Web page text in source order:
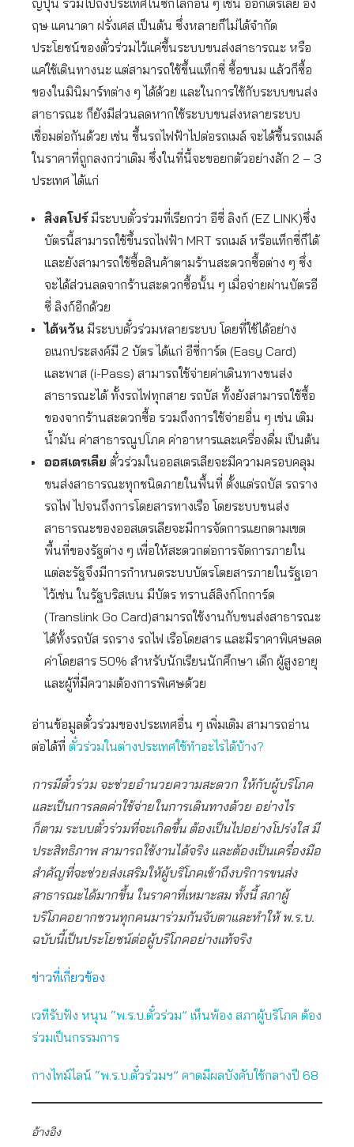
ญี่ปุ่น รวมไปถึงประเทศในซีกโลกอื่น ๆ เช่น ออกเตรเลีย อัง
ฤษ แคนาดา ฝรั่งเศส เป็นต้น ซึ่งหลายก็ไม่ได้จำกัด
ประโยชน์ของตั๋วร่วมไว้แค่ขึ้นระบบขนส่งสาธารณะ หรือ
แค่ใช้เดินทางนะ แต่สามารถใช้ขึ้นแท็กซี่ ซื้อขนม แล้วก็ซื้อ
ของในมินิมาร์ทต่าง ๆ ได้ด้วย และในการใช้กับระบบขนส่ง
สาธารณะ ก็ยังมีส่วนลดหากใช้ระบบขนส่งหลายระบบ
เชื่อมต่อกันด้วย เช่น ขึ้นรถไฟฟ้าไปต่อรถเมล์ จะได้ขึ้นรถเมล์
ในราคาที่ถูกลงกว่าเดิม ซึ่งในที่นี้จะขอยกตัวอย่างสัก 2 – 3
ประเทศ ได้แก่
สิงคโปร์มีระบบตั๋วร่วมที่เรียกว่า อีซี่ ลิงก์ (EZ LINK)ซึ่ง
บัตรนี้สามารถใช้ขึ้นรถไฟฟ้า MRT รถเมล์ หรือแท็กซี่ก็ได้
และยังสามารถใช้ซื้อสินค้าตามร้านสะดวกซื้อต่าง ๆ ซึ่ง
จะได้ส่วนลดจากร้านสะดวกซื้อนั้น ๆ เมื่อจ่ายผ่านบัตรอี
ซี่ ลิงก์อีกด้วย
ไต้หวัน มีระบบตั๋วร่วมหลายระบบ โดยที่ใช้ได้อย่าง
อเนกประสงค์มี 2 บัตร ได้แก่ อีซี่การ์ด (Easy Card)
และพาส (i-Pass) สามารถใช้จ่ายค่าเดินทางขนส่ง
สาธารณะได้ ทั้งรถไฟทุกสาย รถบัส ทั้งยังสามารถใช้ซื้อ
ของจากร้านสะดวกซื้อ รวมถึงการใช้จ่ายอื่น ๆ เช่น เติม
น้ำมัน ค่าสาธารณูปโภค ค่าอาหารและเครื่องดื่ม เป็นต้น
ออสเตรเลีย ตั๋วร่วมในออสเตรเลียจะมีความครอบคลุม
ขนส่งสาธารณะทุกชนิดภายในพื้นที่ ตั้งแต่รถบัส รถราง
รถไฟ ไปจนถึงการโดยสารทางเรือ โดยระบบขนส่ง
สาธารณะของออสเตรเลียจะมีการจัดการแยกตามเขต
พื้นที่ของรัฐต่าง ๆ เพื่อให้สะดวกต่อการจัดการภายใน
แต่ละรัฐจึงมีการกำหนดระบบบัตรโดยสารภายในรัฐเอา
ไว้เช่น ในรัฐบริสเบน มีบัตร ทรานส์ลิงก์โกการ์ด
(Translink Go Card)สามารถใช้งานกับขนส่งสาธารณะ
ได้ทั้งรถบัส รถราง รถไฟ เรือโดยสาร และมีราคาพิเศษลด
ค่าโดยสาร 50% สำหรับนักเรียนนักศึกษา เด็ก ผู้สูงอายุ
และผู้ที่มีความต้องการพิเศษด้วย
อ่านข้อมูลตั๋วร่วมของประเทศอื่น ๆ เพิ่มเติม สามารถอ่าน
ต่อได้ที่ ตั๋วร่วมในต่างประเทศใช้ทำอะไรได้บ้าง?
การมีตั๋วร่วม จะช่วยอำนวยความสะดวก ให้กับผู้บริโภค
และเป็นการลดค่าใช้จ่ายในการเดินทางด้วย อย่างไร
ก็ตาม ระบบตั๋วร่วมที่จะเกิดขึ้น ต้องเป็นไปอย่างโปร่งใส มี
ประสิทธิภาพ สามารถใช้งานได้จริง และต้องเป็นเครื่องมือ
สำคัญที่จะช่วยส่งเสริมให้ผู้บริโภคเข้าถึงบริการขนส่ง
สาธารณะได้มากขึ้น ในราคาที่เหมาะสม ทั้งนี้ สภาผู้
บริโภคอยากชวนทุกคนมาร่วมกันจับตาและทำให้ พ.ร.บ.
ฉบับนี้เป็นประโยชน์ต่อผู้บริโภคอย่างแท้จริง
ข่าวที่เกี่ยวข้อง
เวทีรับฟัง หนุน “พ.ร.บ.ตั๋วร่วม” เห็นพ้อง สภาผู้บริโภค ต้อง
ร่วมเป็นกรรมการ
กางไทม์ไลน์ “พ.ร.บ.ตั๋วร่วมฯ” คาดมีผลบังคับใช้กลางปี 68
อ้างอิง